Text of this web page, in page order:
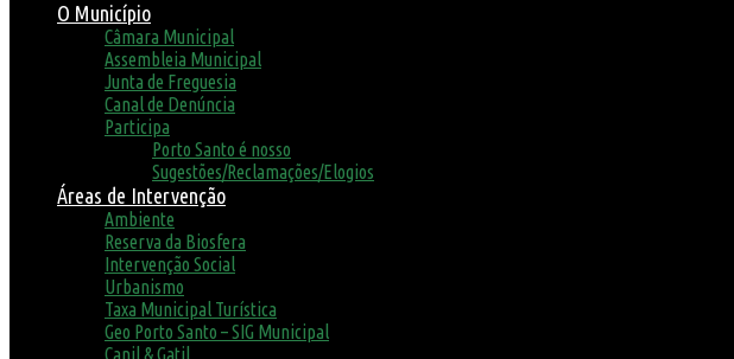
O Município
Câmara Municipal
Assembleia Municipal
Junta de Freguesia
Canal de Denúncia
Participa
Porto Santo é nosso
Sugestões/Reclamações/Elogios
Áreas de Intervenção
Ambiente
Reserva da Biosfera
Intervenção Social
Urbanismo
Taxa Municipal Turística
Geo Porto Santo – SIG Municipal
Canil & Gatil